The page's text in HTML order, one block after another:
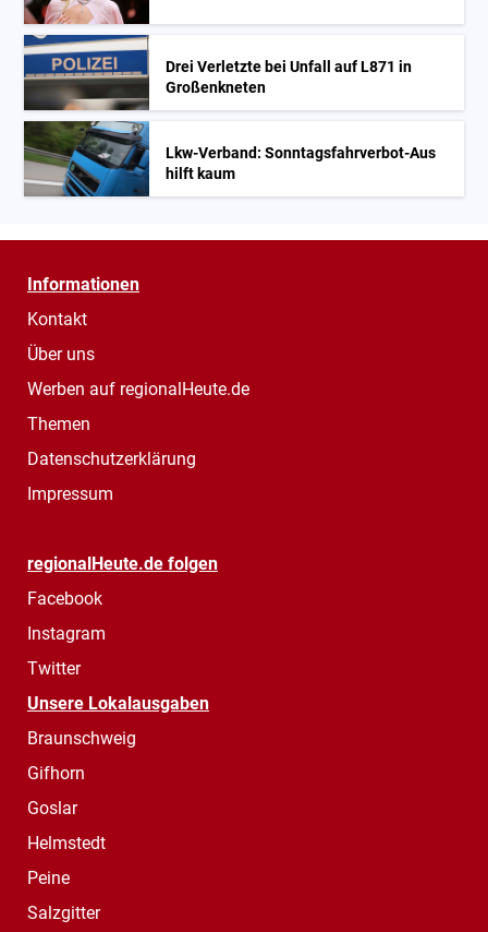
Drei Verletzte bei Unfall auf L871 in
Großenkneten
Lkw-Verband: Sonntagsfahrverbot-Aus
hilft kaum
Informationen
Kontakt
Über uns
Werben auf regionalHeute.de
Themen
Datenschutzerklärung
Impressum
regionalHeute.de folgen
Facebook
Instagram
Twitter
Unsere Lokalausgaben
Braunschweig
Gifhorn
Goslar
Helmstedt
Peine
Salzgitter